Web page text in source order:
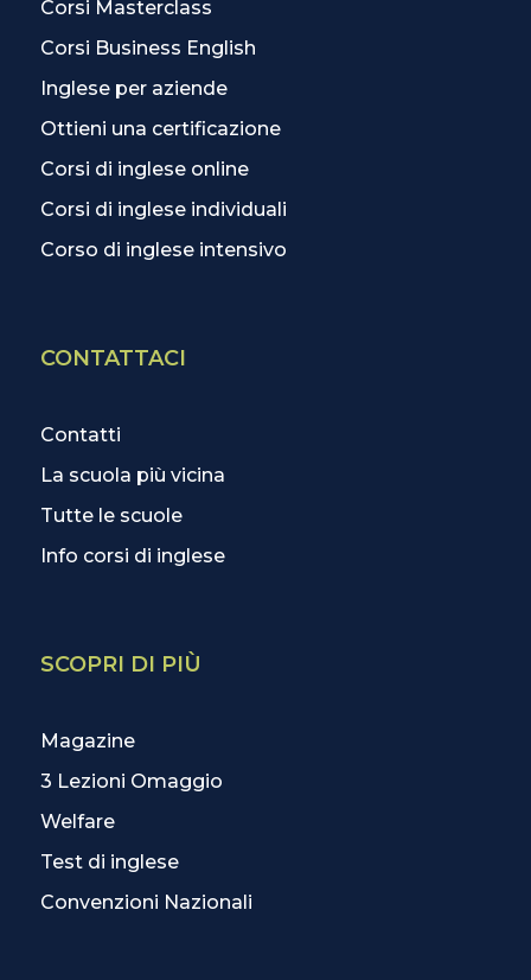
Corsi Masterclass
Corsi Business English
Inglese per aziende
Ottieni una certificazione
Corsi di inglese online
Corsi di inglese individuali
Corso di inglese intensivo
CONTATTACI
Contatti
La scuola più vicina
Tutte le scuole
Info corsi di inglese
SCOPRI DI PIÙ
Magazine
3 Lezioni Omaggio
Welfare
Test di inglese
Convenzioni Nazionali